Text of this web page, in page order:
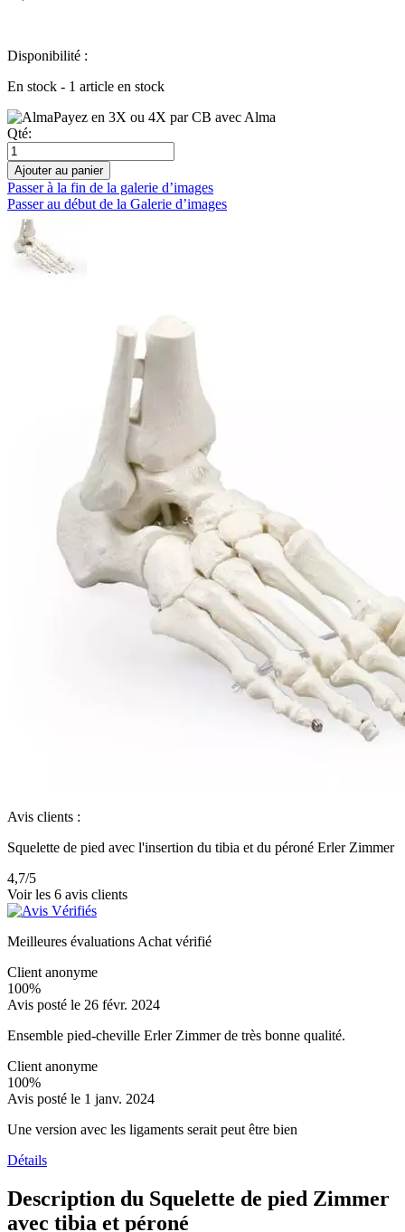
Disponibilité :
En stock - 1 article en stock
Payez en 3X ou 4X par CB avec Alma
Qté:
Ajouter au panier
Passer à la fin de la galerie d’images
Passer au début de la Galerie d’images
Avis clients :
Squelette de pied avec l'insertion du tibia et du péroné Erler Zimmer
4,7/5
Voir les 6 avis clients
Meilleures évaluations Achat vérifié
Client anonyme
100%
Avis posté le 26 févr. 2024
Ensemble pied-cheville Erler Zimmer de très bonne qualité.
Client anonyme
100%
Avis posté le 1 janv. 2024
Une version avec les ligaments serait peut être bien
Détails
Description du Squelette de pied Zimmer
avec tibia et péroné